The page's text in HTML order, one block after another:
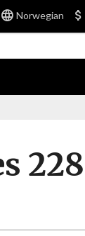
Norwegian